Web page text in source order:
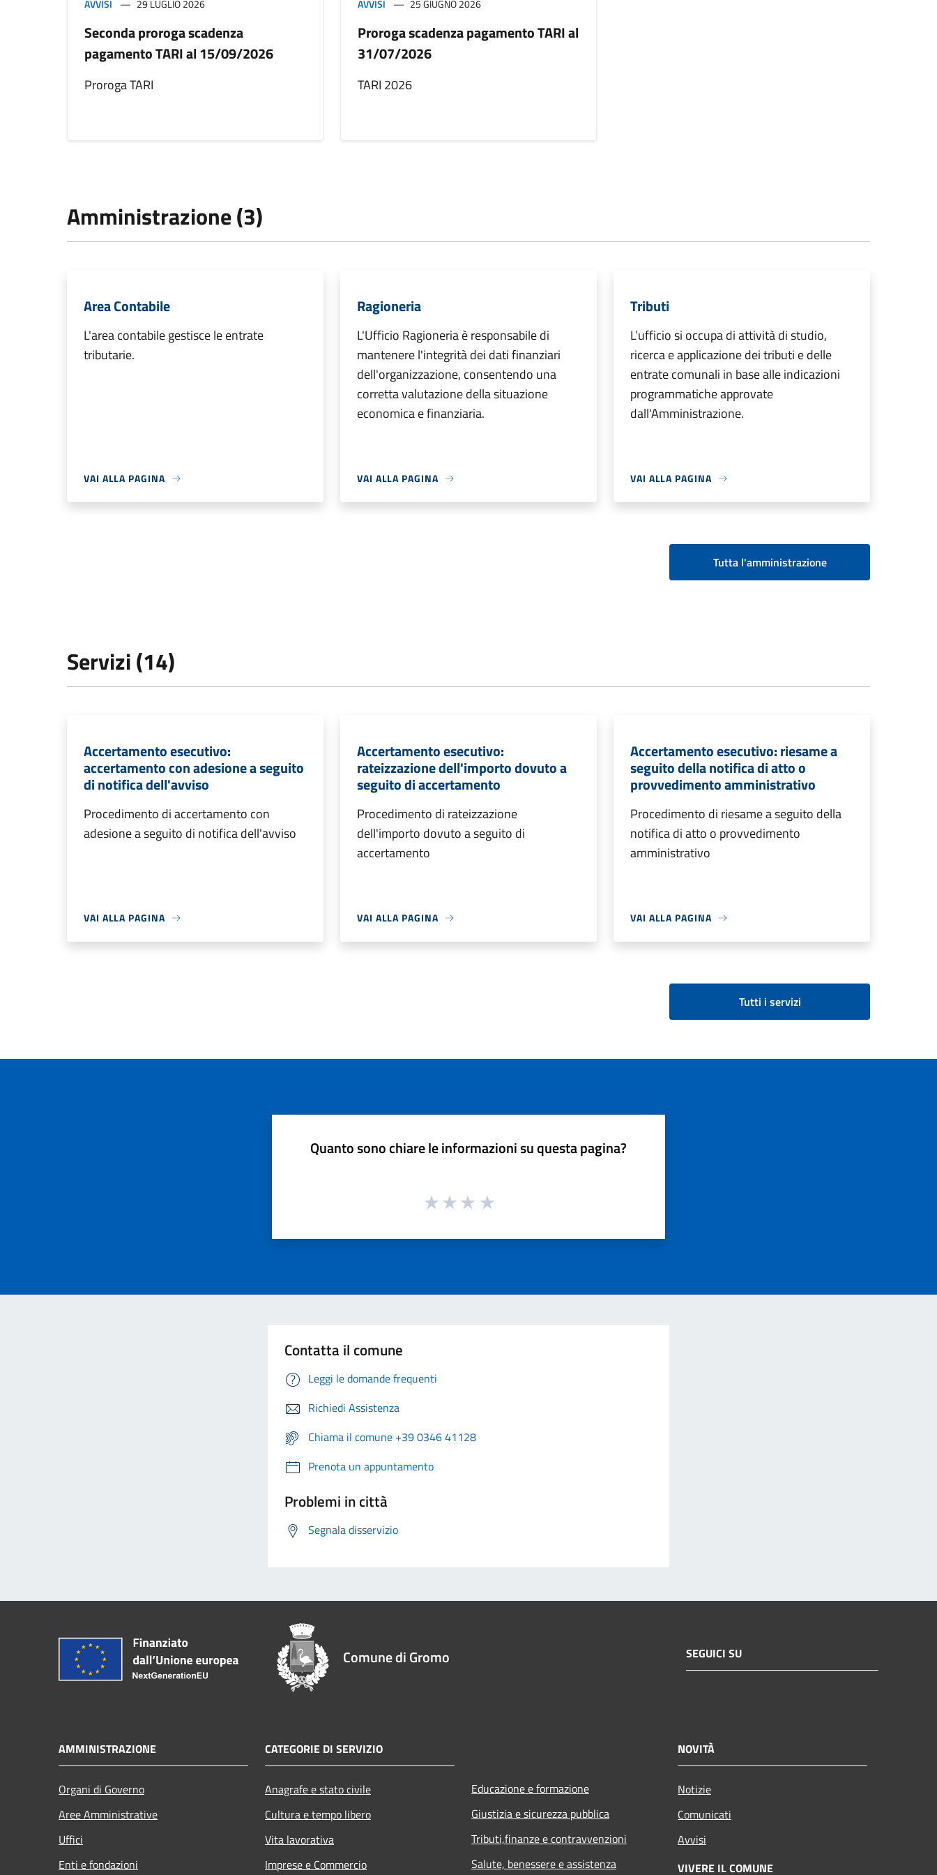
AVVISI 29 LUGLIO 2026
Seconda proroga scadenza
pagamento TARI al 15/09/2026
Proroga TARI
AVVISI 25 GIUGNO 2026
Proroga scadenza pagamento TARI al
31/07/2026
TARI 2026
Amministrazione (3)
Area Contabile
L'area contabile gestisce le entrate
tributarie.
VAI ALLA PAGINA
Ragioneria
L'Ufficio Ragioneria è responsabile di
mantenere l'integrità dei dati finanziari
dell'organizzazione, consentendo una
corretta valutazione della situazione
economica e finanziaria.
VAI ALLA PAGINA
Tributi
L’ufficio si occupa di attività di studio,
ricerca e applicazione dei tributi e delle
entrate comunali in base alle indicazioni
programmatiche approvate
dall'Amministrazione.
VAI ALLA PAGINA
Tutta l'amministrazione
Servizi (14)
Accertamento esecutivo:
accertamento con adesione a seguito
di notifica dell'avviso
Procedimento di accertamento con
adesione a seguito di notifica dell'avviso
VAI ALLA PAGINA
Accertamento esecutivo:
rateizzazione dell'importo dovuto a
seguito di accertamento
Procedimento di rateizzazione
dell'importo dovuto a seguito di
accertamento
VAI ALLA PAGINA
Accertamento esecutivo: riesame a
seguito della notifica di atto o
provvedimento amministrativo
Procedimento di riesame a seguito della
notifica di atto o provvedimento
amministrativo
VAI ALLA PAGINA
Tutti i servizi
Quanto sono chiare le informazioni su questa pagina?
Contatta il comune
Leggi le domande frequenti
Richiedi Assistenza
Chiama il comune +39 0346 41128
Prenota un appuntamento
Problemi in città
Segnala disservizio
Comune di Gromo SEGUICI SU
AMMINISTRAZIONE
Organi di Governo
Aree Amministrative
Uffici
Enti e fondazioni
CATEGORIE DI SERVIZIO
Anagrafe e stato civile
Cultura e tempo libero
Vita lavorativa
Imprese e Commercio
Educazione e formazione
Giustizia e sicurezza pubblica
Tributi,finanze e contravvenzioni
Salute, benessere e assistenza
NOVITÀ
Notizie
Comunicati
Avvisi
VIVERE IL COMUNE